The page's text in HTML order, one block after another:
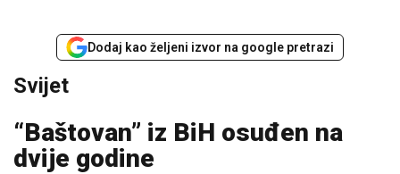
Dodaj kao željeni izvor na google pretrazi
Svijet
“Baštovan” iz BiH osuđen na
dvije godine